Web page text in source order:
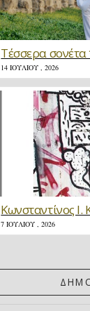
14 ΙΟΥΛΊΟΥ , 2026
7 ΙΟΥΛΊΟΥ , 2026